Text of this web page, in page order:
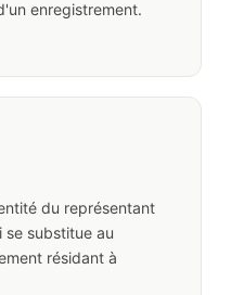
enregistrement.
du représentant
se substitue au
résidant à